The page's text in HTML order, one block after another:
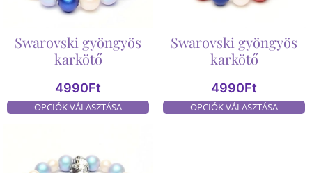
Swarovski gyöngyös
karkötő
4990Ft
OPCIÓK VÁLASZTÁSA
Swarovski gyöngyös
karkötő
4990Ft
OPCIÓK VÁLASZTÁSA